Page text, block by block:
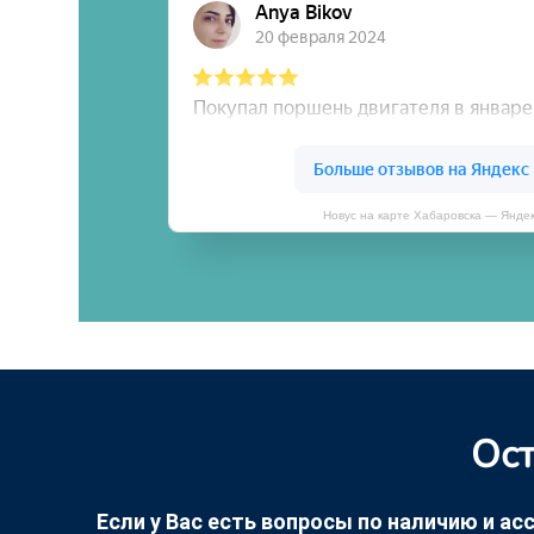
Новус на карте Хабаровска —
Если у Вас есть вопросы по наличию и